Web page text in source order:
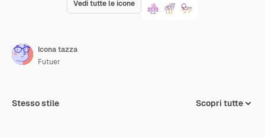
Vedi tutte le icone
Icona tazza
Futuer
Stesso stile Scopri tutte